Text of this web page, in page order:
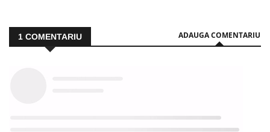
1 COMENTARIU ADAUGA COMENTARIU